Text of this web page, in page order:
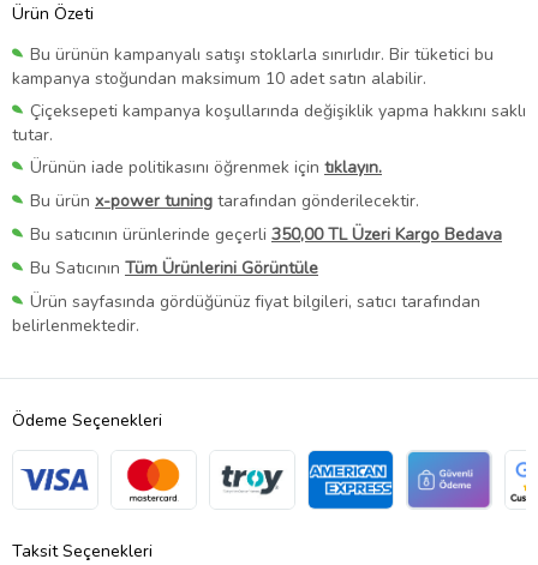
Ürün Özeti
Bu ürünün kampanyalı satışı stoklarla sınırlıdır. Bir tüketici bu
kampanya stoğundan maksimum 10 adet satın alabilir.
Çiçeksepeti kampanya koşullarında değişiklik yapma hakkını saklı
tutar.
Ürünün iade politikasını öğrenmek için tıklayın.
Bu ürün x-power tuning tarafından gönderilecektir.
Bu satıcının ürünlerinde geçerli 350,00 TL Üzeri Kargo Bedava
Bu Satıcının Tüm Ürünlerini Görüntüle
Ürün sayfasında gördüğünüz fiyat bilgileri, satıcı tarafından
belirlenmektedir.
Ödeme Seçenekleri
Taksit Seçenekleri